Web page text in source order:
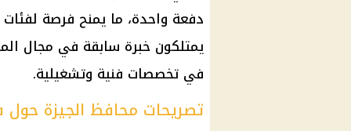
دفعة واحدة، ما يمنح فرصة
يمتلكون خبرة سابقة في مجال
في تخصصات فنية وتشغيلية.
تصريحات محافظ الجيزة